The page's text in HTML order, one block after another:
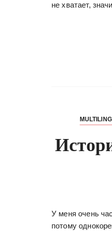
не хватает,
У меня очень
потому